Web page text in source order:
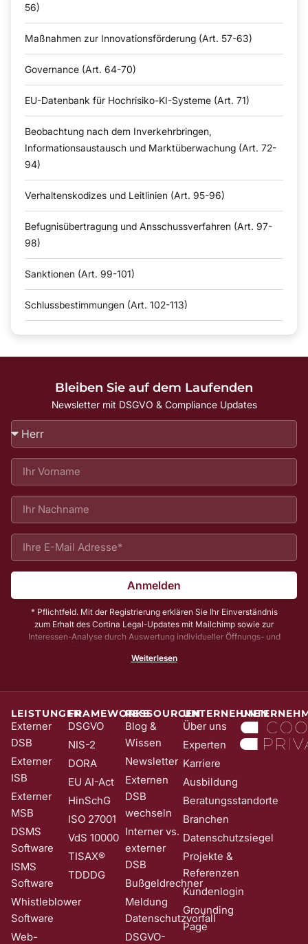
56)
Maßnahmen zur Innovationsförderung (Art. 57-63)
Governance (Art. 64-70)
EU-Datenbank für Hochrisiko-KI-Systeme (Art. 71)
Beobachtung nach dem Inverkehrbringen,
Informationsaustausch und Marktüberwachung (Art. 72-
94)
Verhaltenskodizes und Leitlinien (Art. 95-96)
Befugnisübertragung und Ansschussverfahren (Art. 97-
98)
Sanktionen (Art. 99-101)
Schlussbestimmungen (Art. 102-113)
Bleiben Sie auf dem Laufenden
Newsletter mit DSGVO & Compliance Updates
Anmelden
* Pflichtfeld. Mit der Registrierung erklären Sie Ihr Einverständnis
zum Erhalt des Cortina Legal-Updates mit Mailchimp sowie zur
Interessen-Analyse durch Auswertung individueller Öffnungs- und
noch eine E-Mail mit einem Bestätigungs-Link (sog. Double-Opt-In);
Wirkung für die Zukunft und ohne Angabe von Gründen widerrufen;
z. B. durch Klick auf den Abmeldelink am Ende jedes Newsletters.
Nähere Informationen zur Verarbeitung Ihrer Daten finden Sie in
Date​​​​nschutzerklärung .
Weiterlesen
LEISTUNGEN
Externer
DSB
Externer
ISB
Externer
MSB
DSMS
Software
ISMS
Software
Whistleblower
Software
Web-
FRAMEWORKS
DSGVO
NIS-2
DORA
EU AI-Act
HinSchG
ISO 27001
VdS 10000
TISAX®
TDDDG
RESSOURCEN
Blog &
Wissen
Newsletter
Externen
DSB
wechseln
Interner vs.
externer
DSB
Bußgeldrechner
Meldung
Datenschutzvorfall
DSGVO-
UNTERNEHMEN
Über uns
Experten
Karriere
Ausbildung
Beratungsstandorte
Branchen
Datenschutzsiegel
Projekte &
Referenzen
Kundenlogin
Grounding
Page